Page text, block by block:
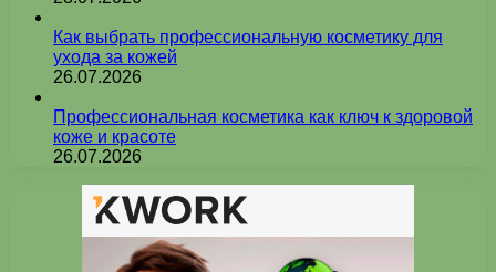
Как выбрать профессиональную косметику для
ухода за кожей
26.07.2026
Профессиональная косметика как ключ к здоровой
коже и красоте
26.07.2026